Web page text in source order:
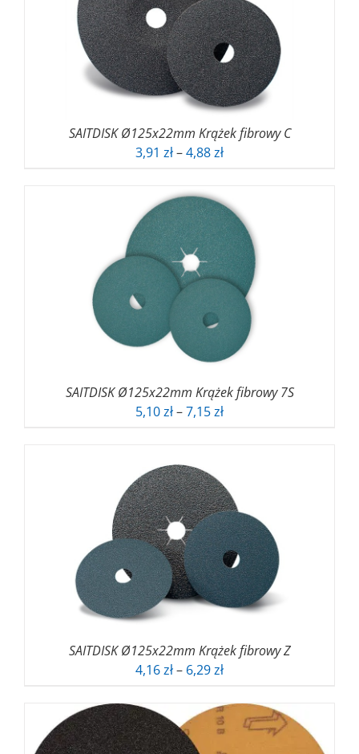
SAITDISK Ø125x22mm Krążek fibrowy C
3,91 zł–4,88złZakres
3,91 zł
do
4,88 zł
SAITDISK Ø125x22mm Krążek fibrowy 7S
5,10zł–7,15złZakres
do
7,15 zł
SAITDISK Ø125x22mm Krążek fibrowy Z
4,16zł– 6,29złZakres
od
4,16 zł